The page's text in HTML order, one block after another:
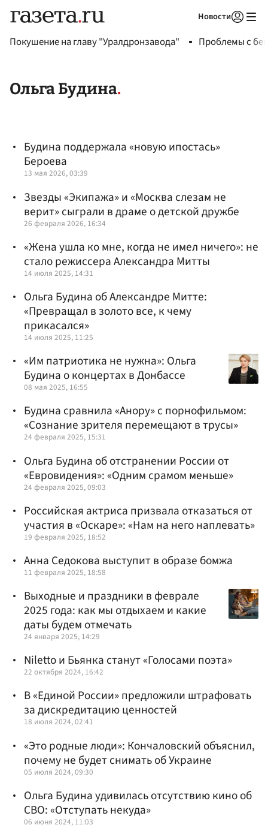
Новости
Покушение на главу "Уралдронзавода" Проблемы с
Ольга Будина
Будина поддержала «новую ипостась»
Бероева
13 мая 2026, 03:39
Звезды «Экипажа» и «Москва слезам не
верит» сыграли в драме о детской дружбе
26 февраля 2026, 16:34
«Жена ушла ко мне, когда не имел ничего»: не
стало режиссера Александра Митты
14 июля 2025, 14:31
Ольга Будина об Александре Митте:
«Превращал в золото все, к чему
прикасался»
14 июля 2025, 11:25
«Им патриотика не нужна»: Ольга
Будина о концертах в Донбассе
08 мая 2025, 16:55
Будина сравнила «Анору» с порнофильмом:
«Сознание зрителя перемещают в трусы»
24 февраля 2025, 15:31
Ольга Будина об отстранении России от
«Евровидения»: «Одним срамом меньше»
24 февраля 2025, 09:03
Российская актриса призвала отказаться от
участия в «Оскаре»: «Нам на него наплевать»
19 февраля 2025, 18:52
Анна Седокова выступит в образе бомжа
11 февраля 2025, 18:58
Выходные и праздники в феврале
2025 года: как мы отдыхаем и какие
даты будем отмечать
24 января 2025, 14:29
Niletto и Бьянка станут «Голосами поэта»
22 октября 2024, 16:42
В «Единой России» предложили штрафовать
за дискредитацию ценностей
18 июля 2024, 02:41
«Это родные люди»: Кончаловский объяснил,
почему не будет снимать об Украине
05 июля 2024, 09:30
Ольга Будина удивилась отсутствию кино об
СВО: «Отступать некуда»
06 июня 2024, 11:03